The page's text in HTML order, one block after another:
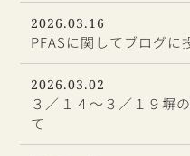
2026.03.16
PFASに関してブログに
2026.03.02
３／１４～３／１９塀
て